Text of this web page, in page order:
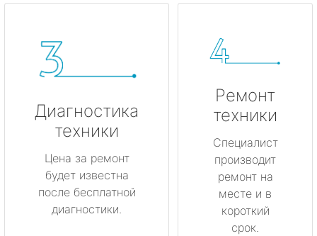
Диагностика
техники
Цена за ремонт
будет известна
после бесплатной
диагностики.
Ремонт
техники
Специалист
производит
ремонт на
месте и в
короткий
срок.